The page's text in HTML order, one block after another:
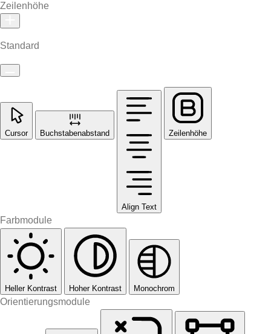
Zeilenhöhe
Standard
Cursor Buchstabenabstand
Align Text
Zeilenhöhe
Farbmodule
Heller Kontrast Hoher Kontrast Monochrom
Orientierungsmodule